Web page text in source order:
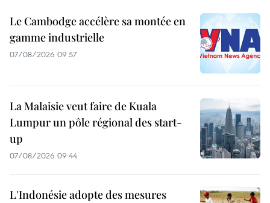
Le Cambodge accélère sa montée en
gamme industrielle
07/08/2026 09:57
La Malaisie veut faire de Kuala
Lumpur un pôle régional des start-
up
07/08/2026 09:44
L'Indonésie adopte des mesures